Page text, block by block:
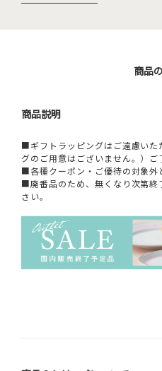
商品
商品説明
■ギフトラッピングはご遠慮いた
グのご用意はございません。）ご
■各種クーポン・ご優待の対象外
■廃番品のため、無くなり次第終
さい。